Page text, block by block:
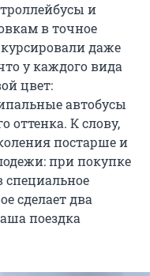
и
в точное
даже
у каждого вида
цвет:
автобусы
оттенка. К слову,
постарше и
при покупке
специальное
сделает два
поездка